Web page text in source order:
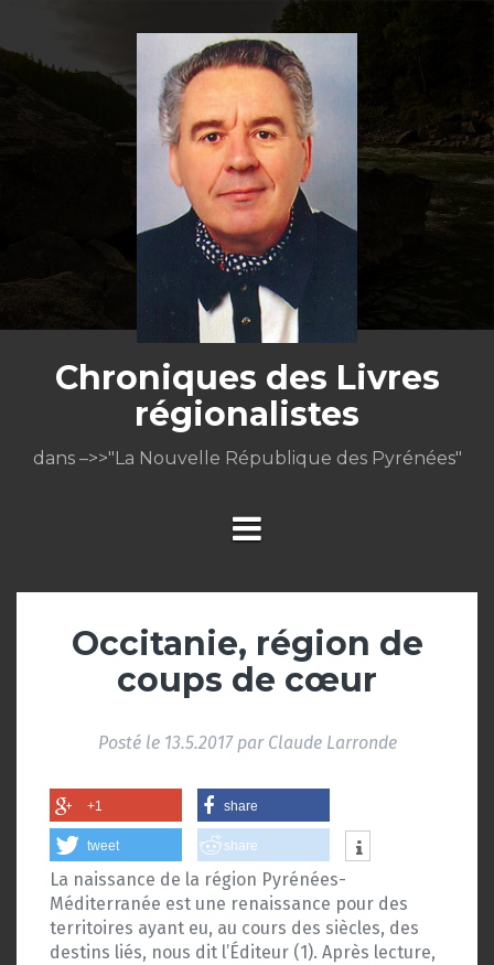
contenu
Chroniques des Livres
régionalistes
dans –>>"La Nouvelle République des Pyrénées"
Occitanie, région de
coups de cœur
Posté le 13.5.2017par Claude Larronde
+1 share
tweet share
La naissance de la région Pyrénées-
Méditerranée est une renaissance pour des
territoires ayant eu, au cours des siècles, des
destins liés, nous dit l’Éditeur (1). Après lecture,